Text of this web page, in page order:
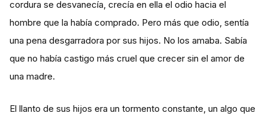
cordura se desvanecía, crecía en ella el odio hacia el
hombre que la había comprado. Pero más que odio, sentía
una pena desgarradora por sus hijos. No los amaba. Sabía
que no había castigo más cruel que crecer sin el amor de
una madre.
El llanto de sus hijos era un tormento constante, un algo que